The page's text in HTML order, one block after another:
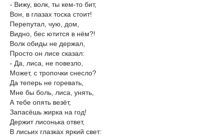
- Вижу, волк, ты кем-то бит,
Вон, в глазах тоска стоит!
Перепутал, чую, дом,
Видно, бес ютится в нём?!
Волк обиды не держал,
Просто он лисе сказал:
- Да, лиса, не повезло,
Может, с тропочки снесло?
Да теперь не горевать,
Мне бы боль, лиса, унять,
А тебе опять везёт,
Запасёшь жирка на год!
Держит лисонька ответ,
В лисьих глазках яркий свет: